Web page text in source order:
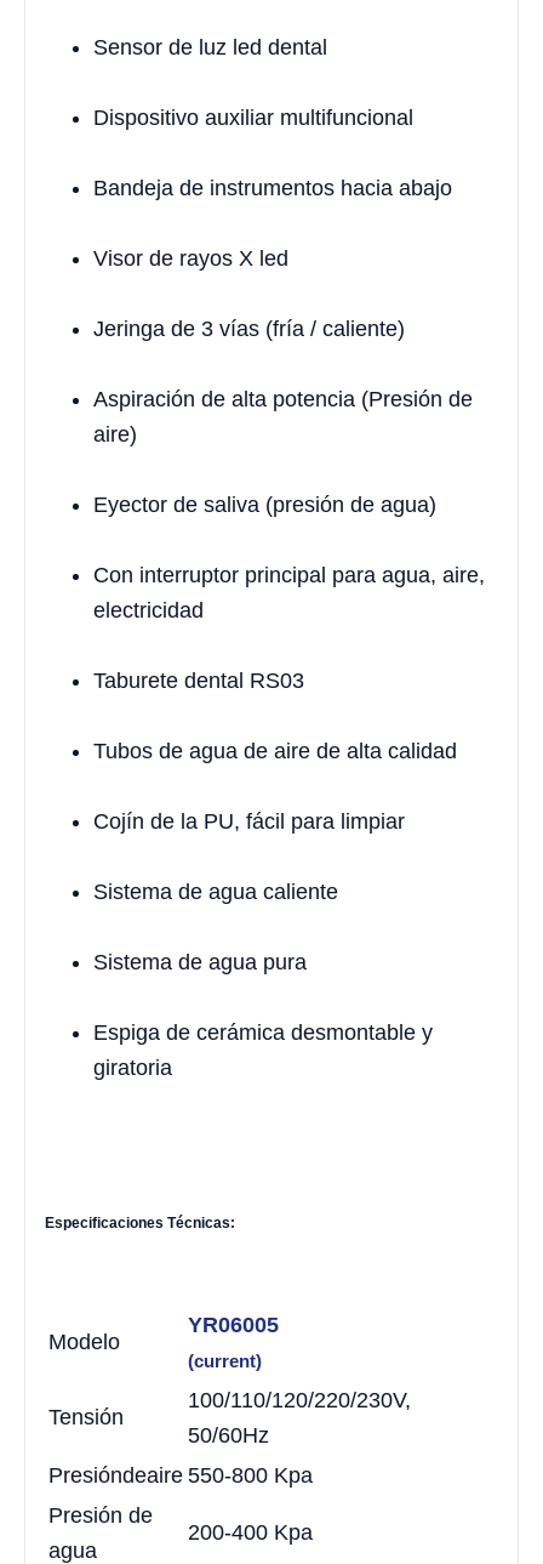
Sensor de luz led dental
Dispositivo auxiliar multifuncional
Bandeja de instrumentos hacia abajo
Visor de rayos X led
Jeringa de 3 vías (fría / caliente)
Aspiración de alta potencia (Presión de
aire)
Eyector de saliva (presión de agua)
Con interruptor principal para agua, aire,
electricidad
Taburete dental RS03
Tubos de agua de aire de alta calidad
Cojín de la PU, fácil para limpiar
Sistema de agua caliente
Sistema de agua pura
Espiga de cerámica desmontable y
giratoria
Especificaciones Técnicas:
Modelo
YR06005
(current)
Tensión
100/110/120/220/230V,
50/60Hz
Presióndeaire 550-800 Kpa
Presión de
agua
200-400 Kpa